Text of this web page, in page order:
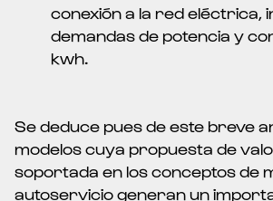
conexión a la red eléctrica,
demandas de potencia y
kwh.
Se deduce pues de este breve
modelos cuya propuesta de
soportada en los conceptos de
autoservicio generan un